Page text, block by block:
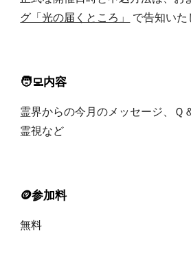
グ「光の届くところ」
で告知いた
🧑‍💻内容
霊界からの今月のメッセージ、Ｑ
霊視など
🪙参加料
無料